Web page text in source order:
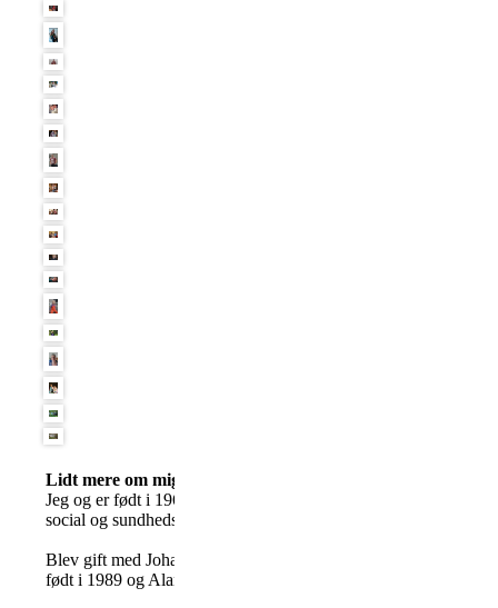
Lidt mere om mig (Jeanette):
Jeg og er født i 1966, opvokset i Thyborøn. Har gået 3 år på
social og sundhedshjælper i 2013, men er nu førtidspensionist
Blev gift med Johannes i 1986, han døde i 2010 efter flere års
født i 1989 og Alan født i 1993. Gården Hvolby, var Johannes